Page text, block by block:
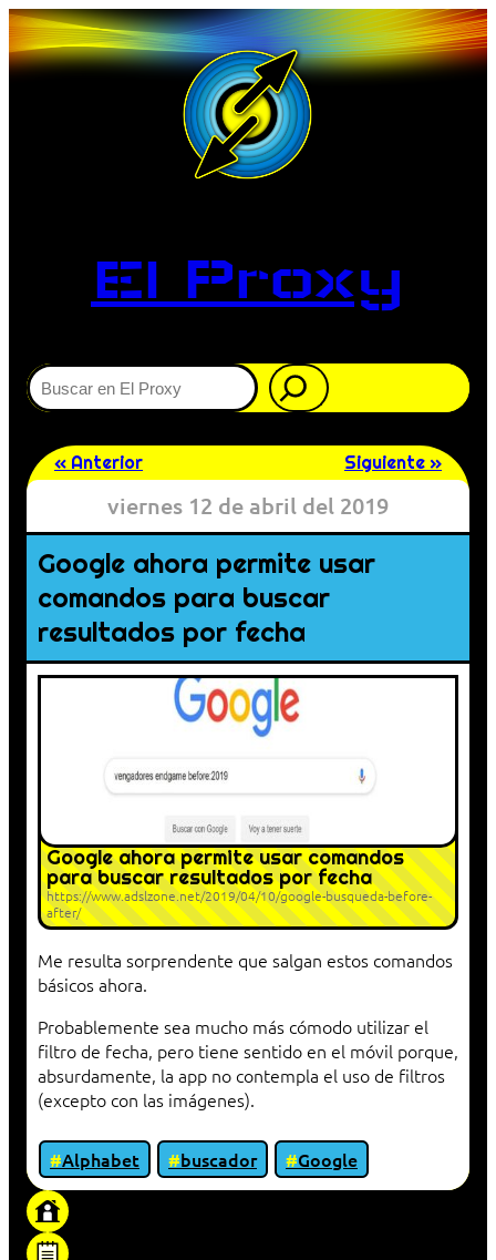
El Proxy
Buscar
« Anterior Siguiente »
viernes 12 de abril del 2019
Google ahora permite usar
comandos para buscar
resultados por fecha
Google ahora permite usar comandos
para buscar resultados por fecha
https://www.adslzone.net/2019/04/10/google-busqueda-before-
after/
Me resulta sorprendente que salgan estos comandos
básicos ahora.
Probablemente sea mucho más cómodo utilizar el
filtro de fecha, pero tiene sentido en el móvil porque,
absurdamente, la app no contempla el uso de filtros
(excepto con las imágenes).
Alphabet buscador
Google